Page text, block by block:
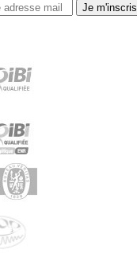
Je m'inscris